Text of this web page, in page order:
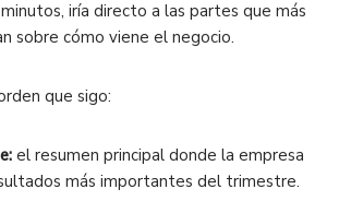
iría directo a las partes que más
sobre cómo viene el negocio.
que sigo:
el resumen principal donde la empresa
más importantes del trimestre.